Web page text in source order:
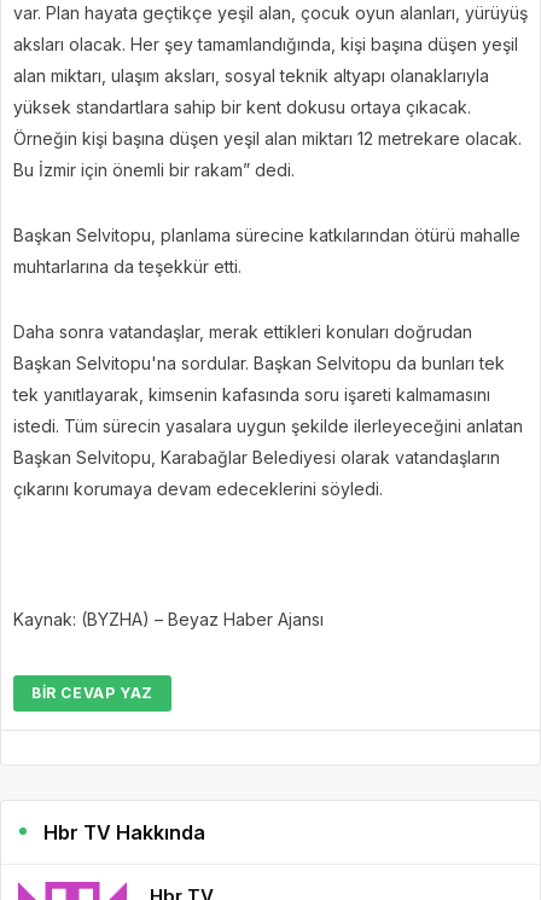
var. Plan hayata geçtikçe yeşil alan, çocuk oyun alanları, yürüyüş
aksları olacak. Her şey tamamlandığında, kişi başına düşen yeşil
alan miktarı, ulaşım aksları, sosyal teknik altyapı olanaklarıyla
yüksek standartlara sahip bir kent dokusu ortaya çıkacak.
Örneğin kişi başına düşen yeşil alan miktarı 12 metrekare olacak.
Bu İzmir için önemli bir rakam” dedi.
Başkan Selvitopu, planlama sürecine katkılarından ötürü mahalle
muhtarlarına da teşekkür etti.
Daha sonra vatandaşlar, merak ettikleri konuları doğrudan
Başkan Selvitopu'na sordular. Başkan Selvitopu da bunları tek
tek yanıtlayarak, kimsenin kafasında soru işareti kalmamasını
istedi. Tüm sürecin yasalara uygun şekilde ilerleyeceğini anlatan
Başkan Selvitopu, Karabağlar Belediyesi olarak vatandaşların
çıkarını korumaya devam edeceklerini söyledi.
Kaynak: (BYZHA) – Beyaz Haber Ajansı
BIR CEVAP YAZ
Hbr TV Hakkında